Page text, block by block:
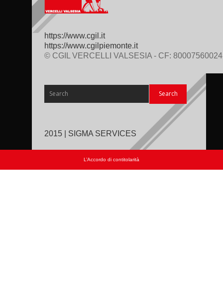
https://www.cgil.it
https://www.cgilpiemonte.it
© CGIL VERCELLI VALSESIA - CF: 80007560024
2015 | SIGMA SERVICES
L’Accordo di contitolarità